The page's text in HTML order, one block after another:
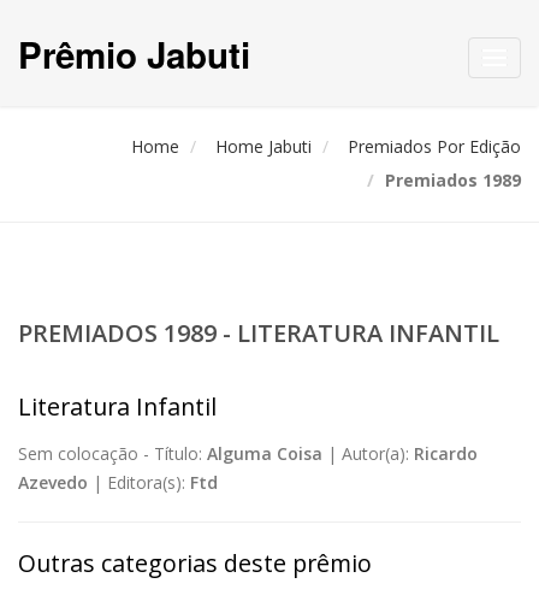
Prêmio Jabuti
Home Home Jabuti
Premiados Por Edição
Premiados 1989
PREMIADOS 1989 - LITERATURA INFANTIL
Literatura Infantil
Sem colocação - Título: Alguma Coisa | Autor(a): Ricardo
Azevedo | Editora(s): Ftd
Outras categorias deste prêmio